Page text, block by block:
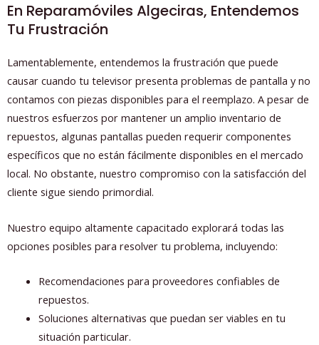
En Reparamóviles Algeciras, Entendemos
Tu Frustración
Lamentablemente, entendemos la frustración que puede
causar cuando tu televisor presenta problemas de pantalla y no
contamos con piezas disponibles para el reemplazo. A pesar de
nuestros esfuerzos por mantener un amplio inventario de
repuestos, algunas pantallas pueden requerir componentes
específicos que no están fácilmente disponibles en el mercado
local. No obstante, nuestro compromiso con la satisfacción del
cliente sigue siendo primordial.
Nuestro equipo altamente capacitado explorará todas las
opciones posibles para resolver tu problema, incluyendo:
Recomendaciones para proveedores confiables de
repuestos.
Soluciones alternativas que puedan ser viables en tu
situación particular.